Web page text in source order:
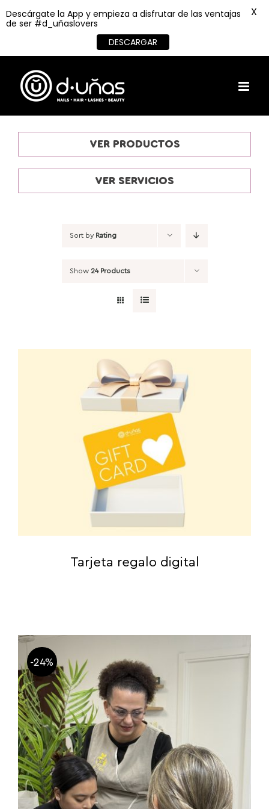
content
VER PRODUCTOS
VER SERVICIOS
Sort by Rating
Show 24 Products
Tarjeta regalo digital
-24%
Descárgate la App y empieza a disfrutar de las ventajas
de ser #d_uñaslovers
DESCARGAR
X